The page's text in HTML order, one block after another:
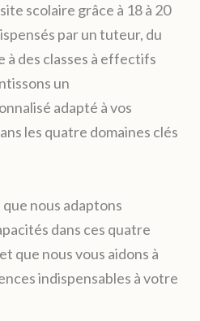
scolaire grâce à 18 à 20
par un tuteur, du
à des classes à effectifs
un
adapté à vos
les quatre domaines clés
nous adaptons
dans ces quatre
que nous vous aidons à
indispensables à votre